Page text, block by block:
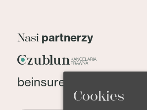
Nasi partnerzy
beinsured@beinsured.pl
Cookies